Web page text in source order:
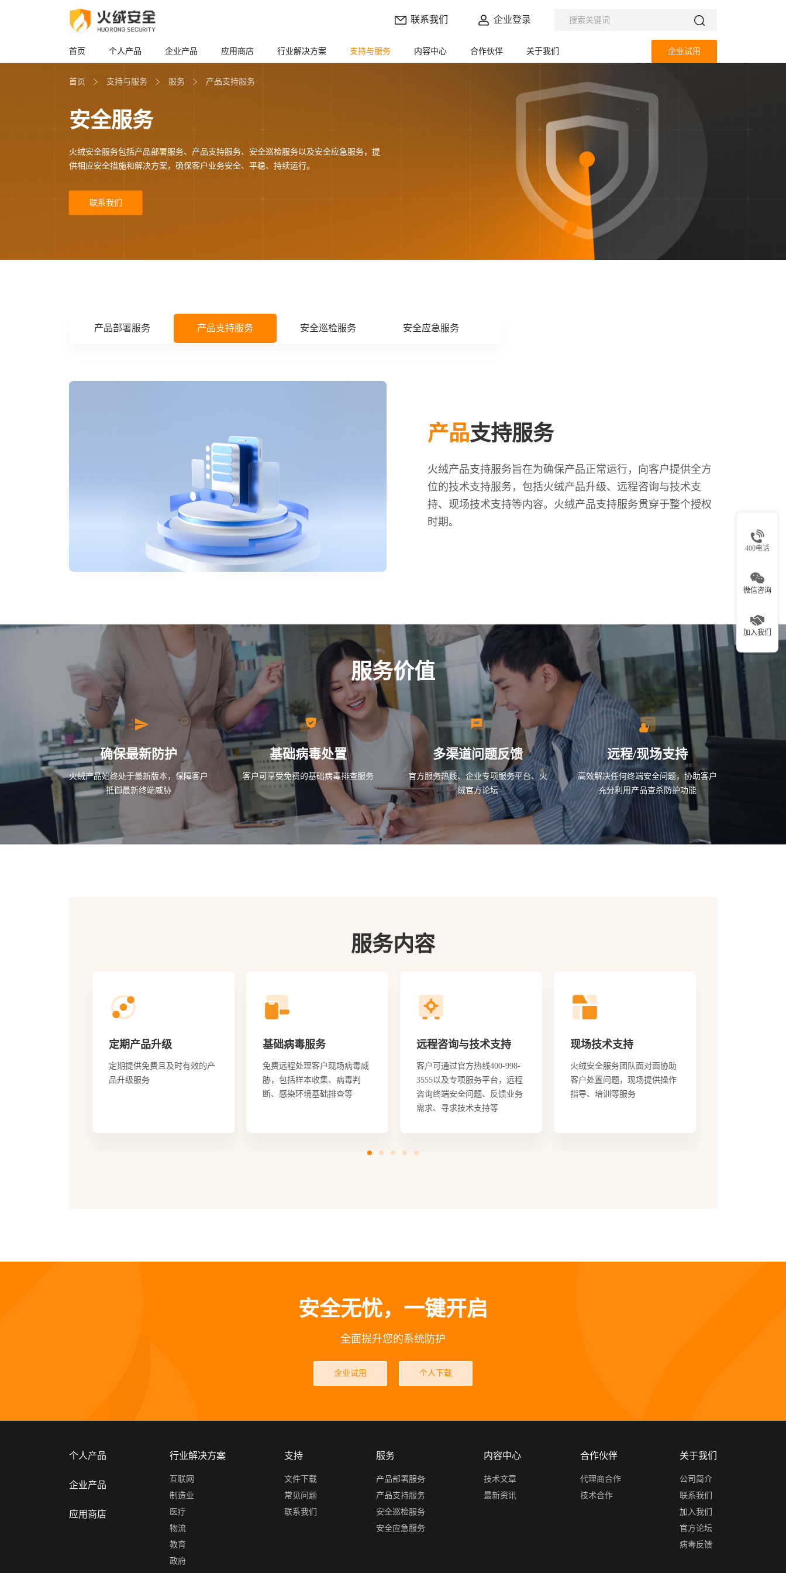
联系我们 企业登录
首页 个人产品 企业产品 应用商店 行业解决方案 支持与服务 内容中心 合作伙伴 关于我们 企业试用
400电话
微信咨询
加入我们
安全服务
火绒安全服务包括产品部署服务、产品支持服务、安全巡检服务以及安全应急服务，提
供相应安全措施和解决方案，确保客户业务安全、平稳、持续运行。
联系我们
首页 支持与服务 服务 产品支持服务
产品部署服务 产品支持服务 安全巡检服务 安全应急服务
产品支持服务
火绒产品支持服务旨在为确保产品正常运行，向客户提供全方
位的技术支持服务，包括火绒产品升级、远程咨询与技术支
持、现场技术支持等内容。火绒产品支持服务贯穿于整个授权
时期。
服务价值
确保最新防护
火绒产品始终处于最新版本，保障客户
抵御最新终端威胁
基础病毒处置
客户可享受免费的基础病毒排查服务
多渠道问题反馈
官方服务热线、企业专项服务平台、火
绒官方论坛
远程/现场支持
高效解决任何终端安全问题，协助客户
充分利用产品查杀防护功能
服务内容
基础病毒服务
免费远程处理客户现场病毒威
胁，包括样本收集、病毒判
远程咨询与技术支持
客户可通过官方热线400-998-
3555以及专项服务平台，远程
咨询终端安全问题、反馈业务
现场技术支持
火绒安全服务团队面对面协助
客户处置问题，现场提供操作
指导、培训等服务
病毒分析报告
提供病毒溯源分析报告，包括
病毒来源、入侵方式、危害程
度等说明
安全无忧，一键开启
全面提升您的系统防护
企业试用 个人下载
个人产品
企业产品
应用商店
行业解决方案
互联网
制造业
医疗
物流
教育
政府
支持
文件下载
常见问题
联系我们
服务
产品部署服务
产品支持服务
安全巡检服务
安全应急服务
内容中心
技术文章
最新资讯
合作伙伴
代理商合作
技术合作
关于我们
公司简介
联系我们
加入我们
官方论坛
病毒反馈